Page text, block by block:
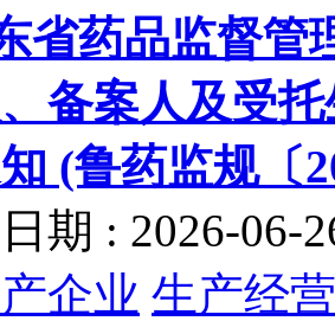
省药品监督管
备案人及受
(鲁药监规〔
期 : 2026-06-
企业 生产经营